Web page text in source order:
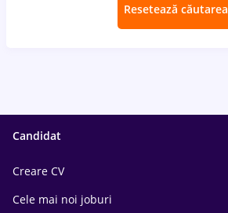
Resetează căutarea
Candidat
Creare CV
Cele mai noi joburi